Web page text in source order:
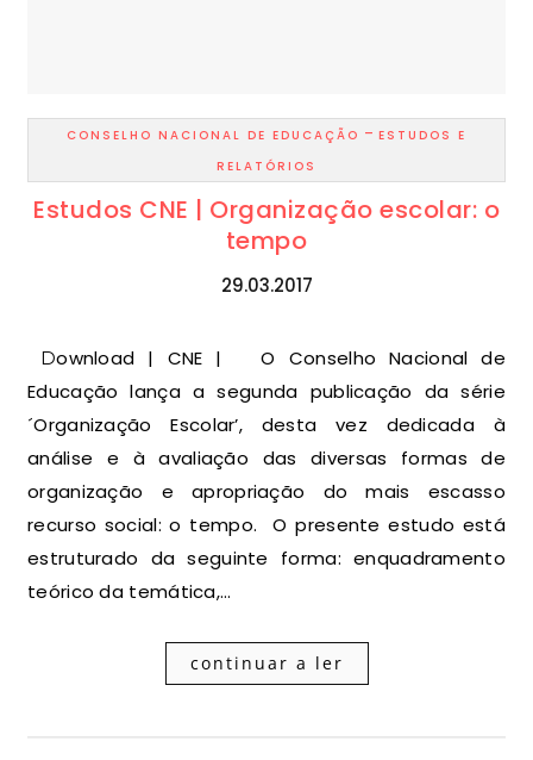
CONSELHO NACIONAL DE EDUCAÇÃO - ESTUDOS E
RELATÓRIOS
Estudos CNE | Organização escolar: o
tempo
29.03.2017
Download | CNE | O Conselho Nacional de
Educação lança a segunda publicação da série
´Organização Escolar’, desta vez dedicada à
análise e à avaliação das diversas formas de
organização e apropriação do mais escasso
recurso social: o tempo. O presente estudo está
estruturado da seguinte forma: enquadramento
teórico da temática,…
continuar a ler